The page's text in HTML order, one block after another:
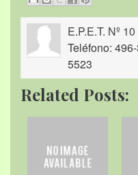
E.P.E.T. Nº
Teléfono:
5523
Related Posts: